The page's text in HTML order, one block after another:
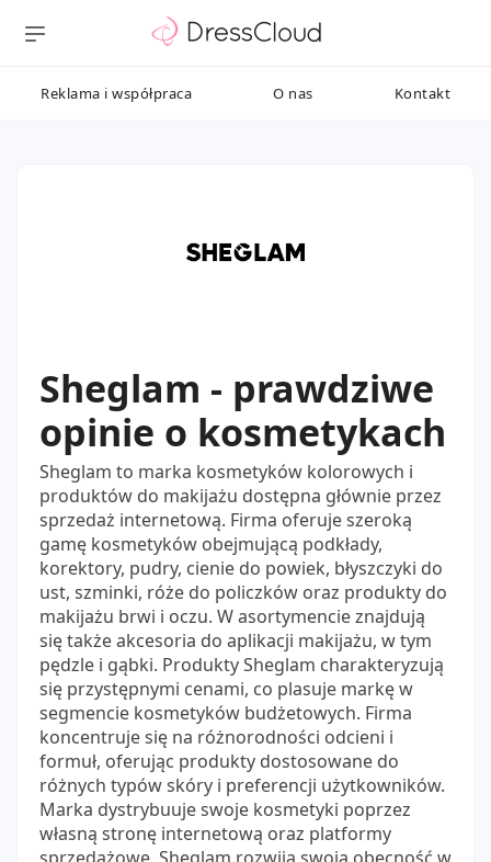
Reklama i współpraca O nas Kontakt
Sheglam - prawdziwe
opinie o kosmetykach
Sheglam to marka kosmetyków kolorowych i
produktów do makijażu dostępna głównie przez
sprzedaż internetową. Firma oferuje szeroką
gamę kosmetyków obejmującą podkłady,
korektory, pudry, cienie do powiek, błyszczyki do
ust, szminki, róże do policzków oraz produkty do
makijażu brwi i oczu. W asortymencie znajdują
się także akcesoria do aplikacji makijażu, w tym
pędzle i gąbki. Produkty Sheglam charakteryzują
się przystępnymi cenami, co plasuje markę w
segmencie kosmetyków budżetowych. Firma
koncentruje się na różnorodności odcieni i
formuł, oferując produkty dostosowane do
różnych typów skóry i preferencji użytkowników.
Marka dystrybuuje swoje kosmetyki poprzez
własną stronę internetową oraz platformy